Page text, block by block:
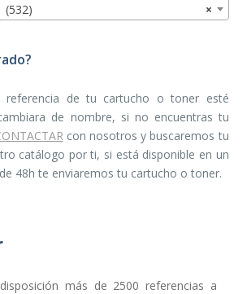
×
referencia de tu cartucho o toner esté
de nombre, si no encuentras tu
con nosotros y buscaremos tu
catálogo por ti, si está disponible en un
48h te enviaremos tu cartucho o toner.
más de 2500 referencias a